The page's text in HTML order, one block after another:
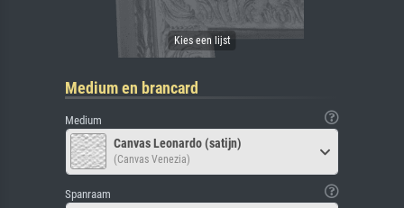
Medium en brancard
Medium
Canvas Leonardo (satijn)
(Canvas Venezia)
Spanraam